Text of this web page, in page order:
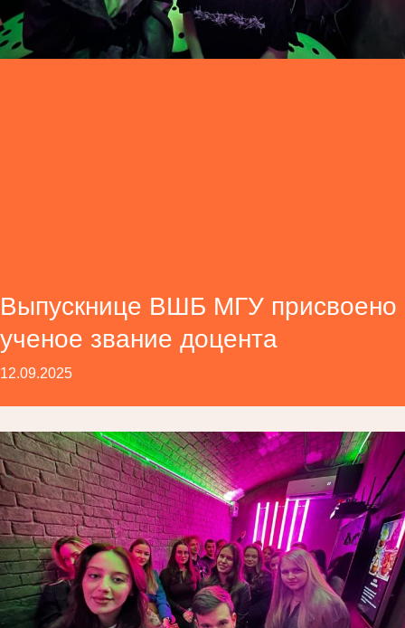
Выпускнице ВШБ МГУ присвоено
ученое звание доцента
12.09.2025